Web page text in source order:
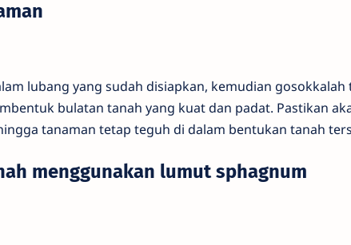
lubang yang sudah disiapkan, kemudian
bulatan tanah yang kuat dan padat. Pastikan
tanaman tetap teguh di dalam bentukan tanah
menggunakan lumut sphagnum